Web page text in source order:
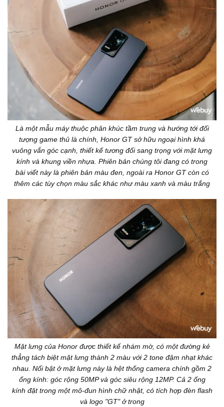
Là một mẫu máy thuộc phân khúc tầm trung và hướng tới đối
tượng game thủ là chính, Honor GT sở hữu ngoại hình khá
vuông vắn góc cạnh, thiết kế tương đối sang trọng với mặt lưng
kính và khung viền nhựa. Phiên bản chúng tôi đang có trong
bài viết này là phiên bản màu đen, ngoài ra Honor GT còn có
thêm các tùy chọn màu sắc khác như màu xanh và màu trắng
Mặt lưng của Honor được thiết kế nhám mờ, có một đường kẻ
thẳng tách biệt mặt lưng thành 2 màu với 2 tone đậm nhạt khác
nhau. Nổi bật ở mặt lưng này là hệt thống camera chính gồm 2
ống kính: góc rộng 50MP và góc siêu rộng 12MP. Cả 2 ống
kính đặt trong một mô-đun hình chữ nhật, có tích hợp đèn flash
và logo "GT" ở trong